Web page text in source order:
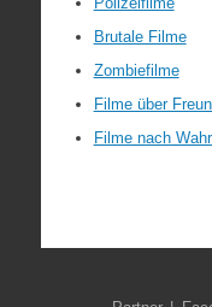
Brutale Filme
Zombiefilme
Filme über
Filme nach